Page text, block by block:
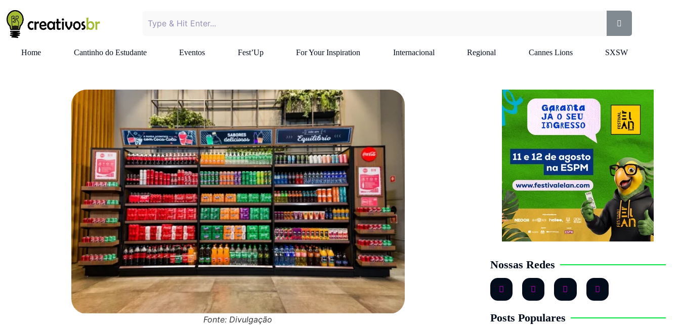
Home Cantinho do Estudante Eventos Fest’Up For Your Inspiration Internacional Regional Cannes Lions SXSW
Fonte: Divulgação
Nossas Redes
Posts Populares